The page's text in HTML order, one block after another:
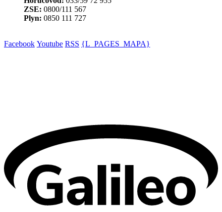
ZSE: 0800/111 567
Plyn: 0850 111 727
Facebook Youtube RSS {L_PAGES_MAPA}